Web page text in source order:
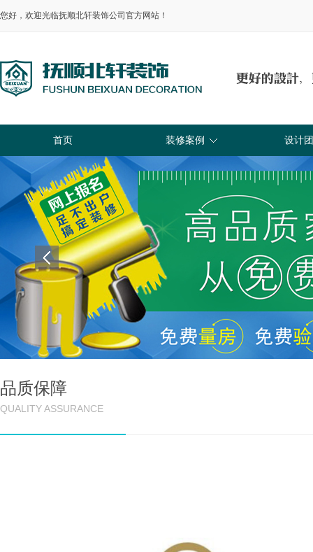
您好，欢迎光临抚顺北轩装饰公司官方网站！
首页 装修案例 设计
品质保障
QUALITY ASSURANCE